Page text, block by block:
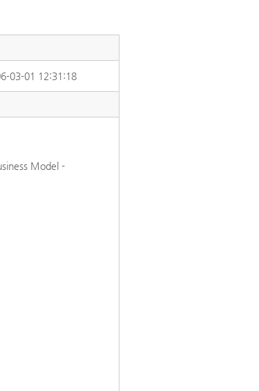
03-01 12:31:18
Model -